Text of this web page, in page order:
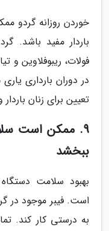
خوردن روزانه گردو
باردار مفید باشد.
فولات، ریبوفلاوین و
در دوران بارداری
تعیین برای زنان
9. ممکن است
ببخشد
بهبود سلامت
است. فیبر موجود در
به درستی کار کند.